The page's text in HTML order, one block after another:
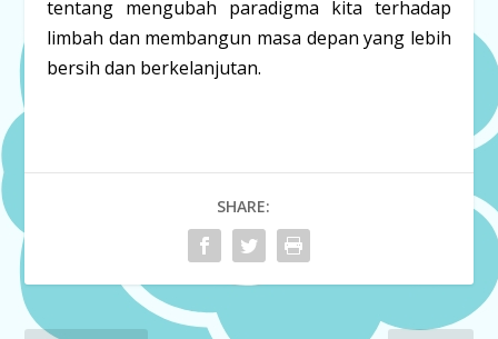
tentang mengubah paradigma kita terhadap
limbah dan membangun masa depan yang lebih
bersih dan berkelanjutan.
SHARE: